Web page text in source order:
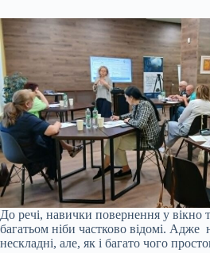
До речі, навички повернення у вікно
багатьом ніби частково відомі. Адже
нескладні, але, як і багато чого